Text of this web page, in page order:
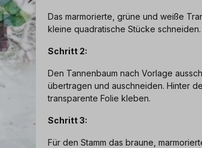
Das marmorierte, grüne und weiße
kleine quadratische Stücke schneiden.
Schritt 2:
Den Tannenbaum nach Vorlage
übertragen und auschneiden. Hinter
transparente Folie kleben.
Schritt 3:
Für den Stamm das braune,